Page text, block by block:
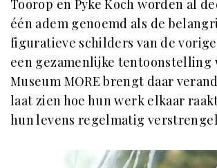
Toorop en Pyke Koch worden al
één adem genoemd als de
figuratieve schilders van de
een gezamenlijke tentoonstelling
Museum MORE brengt daar
laat zien hoe hun werk elkaar
hun levens regelmatig